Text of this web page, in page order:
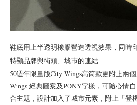
鞋底用上半透明橡膠營造透視效果，同時
特顯品牌與街頭、城巿的連結
50週年限量版City Wings高筒款更附上兩
Wings 經典圖案及PONY字樣，可隨心情
合主題，設計加入了城市元素，附上「登